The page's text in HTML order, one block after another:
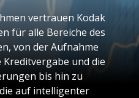
vertrauen Kodak
für alle Bereiche des
von der Aufnahme
und die
bis hin zu
auf intelligenter